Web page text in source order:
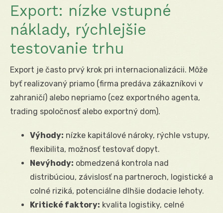
Export: nízke vstupné
náklady, rýchlejšie
testovanie trhu
Export je často prvý krok pri internacionalizácii. Môže
byť realizovaný priamo (firma predáva zákazníkovi v
zahraničí) alebo nepriamo (cez exportného agenta,
trading spoločnosť alebo exportný dom).
Výhody: nízke kapitálové nároky, rýchle vstupy,
flexibilita, možnosť testovať dopyt.
Nevýhody: obmedzená kontrola nad
distribúciou, závislosť na partneroch, logistické a
colné riziká, potenciálne dlhšie dodacie lehoty.
Kritické faktory: kvalita logistiky, celné